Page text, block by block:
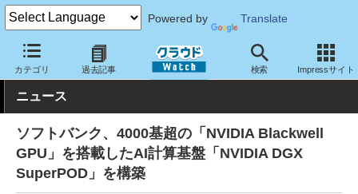
Powered by Translate
カテゴリ 過去記事 検索 Impressサイト
クラウド Watch トピック 業界動向
ニュース
ソフトバンク、4000基超の「NVIDIA Blackwell
GPU」を搭載したAI計算基盤「NVIDIA DGX
SuperPOD」を構築